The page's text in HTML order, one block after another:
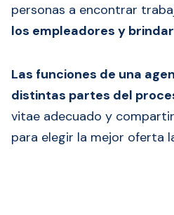
personas a encontrar
los empleadores y
Las funciones de una
distintas partes del
vitae​​​ adecuado y
para elegir la mejor oferta